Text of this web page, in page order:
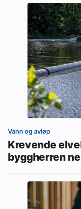
Vann og avløp
Krevende
byggherren